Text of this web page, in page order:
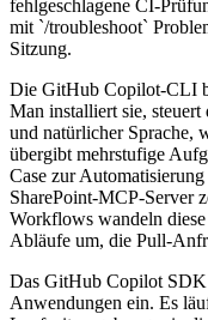
fehlgeschlagene CI-
mit `/troubleshoot`
Sitzung.
Die GitHub Copilot-CLI
Man installiert sie,
und natürlicher Sprache,
übergibt mehrstufige
Case zur
SharePoint-MCP-Server
Workflows wandeln
Abläufe um, die Pull-
Das GitHub Copilot SDK
Anwendungen ein. Es